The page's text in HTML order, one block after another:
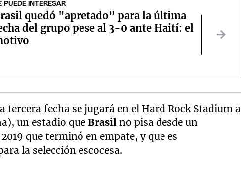
PUEDE INTERESAR
quedó "apretado" para la última
del grupo pese al 3-0 ante Haití: el
fecha se jugará en el Hard Rock Stadium a
un estadio queBrasilno pisa desde un
que terminó en empate, y que es
la selección escocesa.